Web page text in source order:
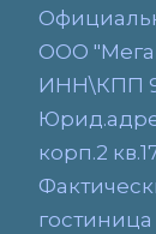
ООО
ИНН\КПП
корп.2